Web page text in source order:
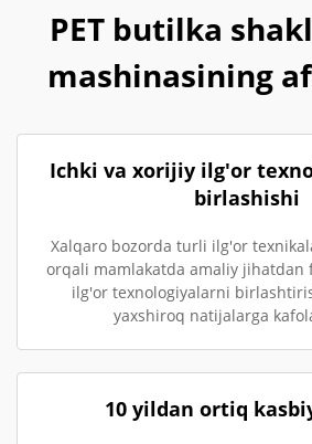
PET butilka
mashinasining
Ichki va xorijiy ilg'or
birlashishi
Xalqaro bozorda turli ilg'or
orqali mamlakatda amaliy jihatdan
ilg'or texnologiyalarni
yaxshiroq natijalarga
10 yildan ortiq